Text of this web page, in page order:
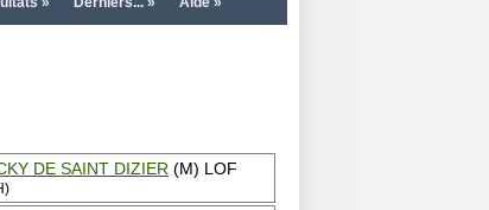
DE SAINT DIZIER (M) LOF